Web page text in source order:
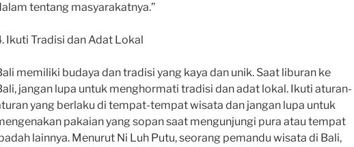
tentang masyarakatnya.”
Ikuti Tradisi dan Adat Lokal
memiliki budaya dan tradisi yang kaya dan unik. Saat liburan ke
jangan lupa untuk menghormati tradisi dan adat lokal. Ikuti aturan-
yang berlaku di tempat-tempat wisata dan jangan lupa untuk
pakaian yang sopan saat mengunjungi pura atau tempat
lainnya. Menurut Ni Luh Putu, seorang pemandu wisata di Bali,